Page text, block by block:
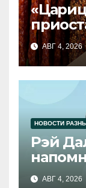
АВГ 4, 2026
НОВОСТИ
Рэй
АВГ 4, 2026